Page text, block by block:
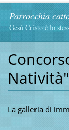
Parrocchia
Gesù Cristo è lo
La galleria di